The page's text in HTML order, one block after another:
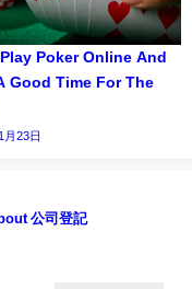
Poker Online And
Good Time For The
月23日
公司登記